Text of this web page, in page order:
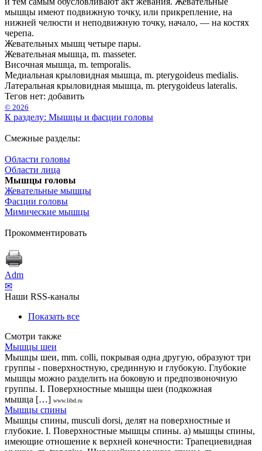
мышцы имеют подвижную точку, или прикрепление, на
нижней челюсти и неподвижную точку, начало, — на костях
черепа.
Жевательных мышц четыре пары.
Жевательная мышца, m. masseter.
Височная мышца, m. temporalis.
Медиальная крыловидная мышца, m. pterygoideus medialis.
Латеральная крыловидная мышца, m. pterygoideus lateralis.
Тегов нет: добавить
© 2026
К разделу: Мышцы и фасции головы
Смежные разделы:
Области головы
Области лица
Мышцы головы
Жевательные мышцы
Фасции головы
Мимические мышцы
Прокомментировать
Adm
✉
Наши RSS-каналы
Показать все
Смотри также
Мышцы шеи
Мышцы шеи, mm. colli, покрывая одна другую, образуют три
группы - поверхностную, срединную и глубокую. Глубокие
мышцы можно разделить на боковую и предпозвоночную
группы. I. Поверхностные мышцы шеи (подкожная
мышца […] www.libd.ru
Мышцы спины
Мышцы спины, musculi dorsi, делят на поверхностные и
глубокие. I. Поверхностные мышцы спины. а) мышцы спины,
имеющие отношение к верхней конечности: Трапециевидная